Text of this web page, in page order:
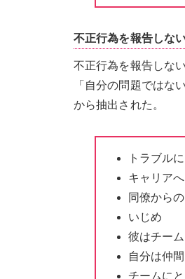
不正行為を報告しな
不正行為を報告しな
「自分の問題ではな
から抽出された。
トラブル
キャリア
同僚から
いじめ
彼はチー
自分は仲
チームに